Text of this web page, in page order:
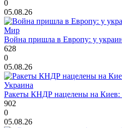
0
05.08.26
Мир
Война пришла в Европу: у
628
0
05.08.26
Украина
Ракеты КНДР нацелены на Киев:
902
0
05.08.26